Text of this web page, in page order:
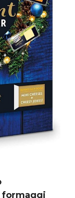
formaggi